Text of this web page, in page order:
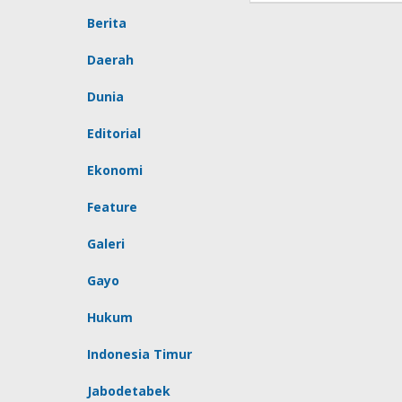
Berita
Daerah
Dunia
Editorial
Ekonomi
Feature
Galeri
Gayo
Hukum
Indonesia Timur
Jabodetabek